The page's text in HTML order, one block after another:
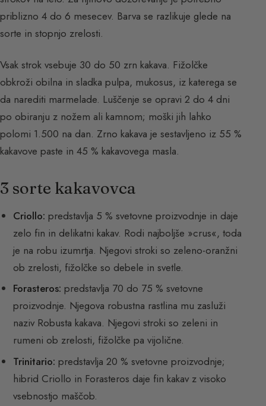
priblizno 4 do 6 mesecev. Barva se razlikuje glede na
sorte in stopnjo zrelosti.
Vsak strok vsebuje 30 do 50 zrn kakava. Fižolčke
obkroži obilna in sladka pulpa, mukosus, iz katerega se
da narediti marmelade. Luščenje se opravi 2 do 4 dni
po obiranju z nožem ali kamnom; moški jih lahko
polomi 1.500 na dan. Zrno kakava je sestavljeno iz 55 %
kakavove paste in 45 % kakavovega masla.
3 sorte kakavovca
Criollo: predstavlja 5 % svetovne proizvodnje in daje
zelo fin in delikatni kakav. Rodi najboljše »crus«, toda
je na robu izumrtja. Njegovi stroki so zeleno-oranžni
ob zrelosti, fižolčke so debele in svetle.
Forasteros: predstavlja 70 do 75 % svetovne
proizvodnje. Njegova robustna rastlina mu zasluži
naziv Robusta kakava. Njegovi stroki so zeleni in
rumeni ob zrelosti, fižolčke pa vijolične.
Trinitario: predstavlja 20 % svetovne proizvodnje;
hibrid Criollo in Forasteros daje fin kakav z visoko
vsebnostjo maščob.